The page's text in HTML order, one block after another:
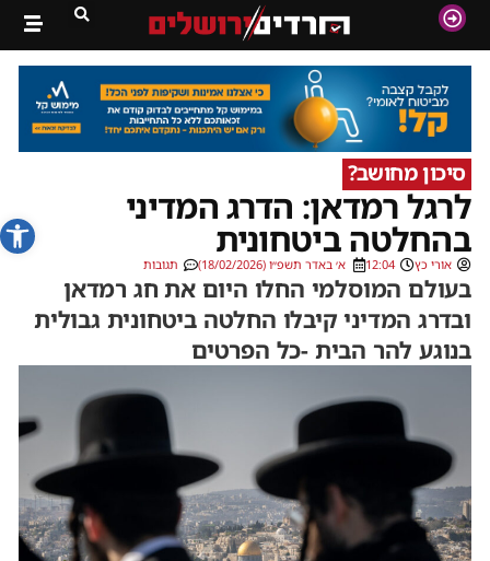
פתח
סיכון מחושב?
לרגל רמדאן: הדרג המדיני
בהחלטה ביטחונית
אורי כץ 12:04 א׳ באדר תשפ״ו (18/02/2026) תגובות
בעולם המוסלמי החלו היום את חג רמדאן
ובדרג המדיני קיבלו החלטה ביטחונית גבולית
בנוגע להר הבית -כל הפרטים